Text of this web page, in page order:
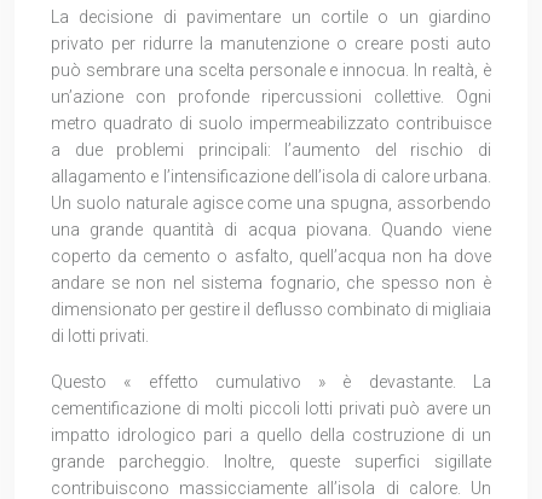
La decisione di pavimentare un cortile o un giardino
privato per ridurre la manutenzione o creare posti auto
può sembrare una scelta personale e innocua. In realtà, è
un’azione con profonde ripercussioni collettive. Ogni
metro quadrato di suolo impermeabilizzato contribuisce
a due problemi principali: l’aumento del rischio di
allagamento e l’intensificazione dell’isola di calore urbana.
Un suolo naturale agisce come una spugna, assorbendo
una grande quantità di acqua piovana. Quando viene
coperto da cemento o asfalto, quell’acqua non ha dove
andare se non nel sistema fognario, che spesso non è
dimensionato per gestire il deflusso combinato di migliaia
di lotti privati.
Questo « effetto cumulativo » è devastante. La
cementificazione di molti piccoli lotti privati può avere un
impatto idrologico pari a quello della costruzione di un
grande parcheggio. Inoltre, queste superfici sigillate
contribuiscono massicciamente all’isola di calore. Un